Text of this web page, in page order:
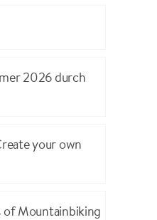
2026 durch
your own
of Mountainbiking